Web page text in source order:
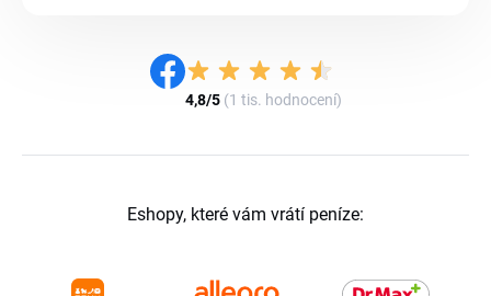
4,8/5 (1 tis. hodnocení)
Eshopy, které vám vrátí peníze: